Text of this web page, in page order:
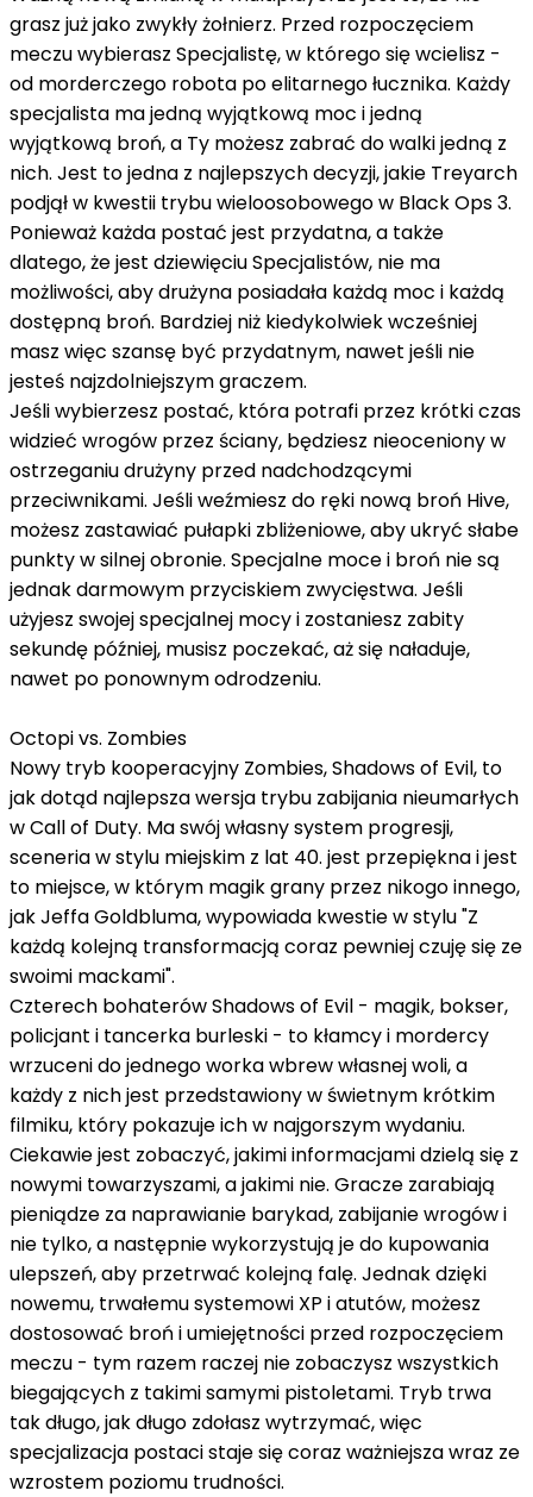
grasz już jako zwykły żołnierz. Przed rozpoczęciem
meczu wybierasz Specjalistę, w którego się wcielisz -
od morderczego robota po elitarnego łucznika. Każdy
specjalista ma jedną wyjątkową moc i jedną
wyjątkową broń, a Ty możesz zabrać do walki jedną z
nich. Jest to jedna z najlepszych decyzji, jakie Treyarch
podjął w kwestii trybu wieloosobowego w Black Ops 3.
Ponieważ każda postać jest przydatna, a także
dlatego, że jest dziewięciu Specjalistów, nie ma
możliwości, aby drużyna posiadała każdą moc i każdą
dostępną broń. Bardziej niż kiedykolwiek wcześniej
masz więc szansę być przydatnym, nawet jeśli nie
jesteś najzdolniejszym graczem.
Jeśli wybierzesz postać, która potrafi przez krótki czas
widzieć wrogów przez ściany, będziesz nieoceniony w
ostrzeganiu drużyny przed nadchodzącymi
przeciwnikami. Jeśli weźmiesz do ręki nową broń Hive,
możesz zastawiać pułapki zbliżeniowe, aby ukryć słabe
punkty w silnej obronie. Specjalne moce i broń nie są
jednak darmowym przyciskiem zwycięstwa. Jeśli
użyjesz swojej specjalnej mocy i zostaniesz zabity
sekundę później, musisz poczekać, aż się naładuje,
nawet po ponownym odrodzeniu.
Octopi vs. Zombies
Nowy tryb kooperacyjny Zombies, Shadows of Evil, to
jak dotąd najlepsza wersja trybu zabijania nieumarłych
w Call of Duty. Ma swój własny system progresji,
sceneria w stylu miejskim z lat 40. jest przepiękna i jest
to miejsce, w którym magik grany przez nikogo innego,
jak Jeffa Goldbluma, wypowiada kwestie w stylu "Z
każdą kolejną transformacją coraz pewniej czuję się ze
swoimi mackami".
Czterech bohaterów Shadows of Evil - magik, bokser,
policjant i tancerka burleski - to kłamcy i mordercy
wrzuceni do jednego worka wbrew własnej woli, a
każdy z nich jest przedstawiony w świetnym krótkim
filmiku, który pokazuje ich w najgorszym wydaniu.
Ciekawie jest zobaczyć, jakimi informacjami dzielą się z
nowymi towarzyszami, a jakimi nie. Gracze zarabiają
pieniądze za naprawianie barykad, zabijanie wrogów i
nie tylko, a następnie wykorzystują je do kupowania
ulepszeń, aby przetrwać kolejną falę. Jednak dzięki
nowemu, trwałemu systemowi XP i atutów, możesz
dostosować broń i umiejętności przed rozpoczęciem
meczu - tym razem raczej nie zobaczysz wszystkich
biegających z takimi samymi pistoletami. Tryb trwa
tak długo, jak długo zdołasz wytrzymać, więc
specjalizacja postaci staje się coraz ważniejsza wraz ze
wzrostem poziomu trudności.